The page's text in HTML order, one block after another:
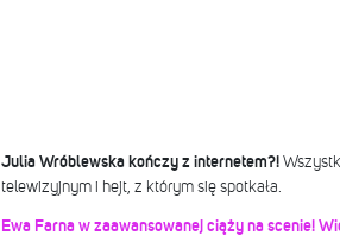
Julia Wróblewska kończy z internetem?!
telewizyjnym i hejt, z którym się spotkała.
Ewa Farna w zaawansowanej ciąży na scenie!